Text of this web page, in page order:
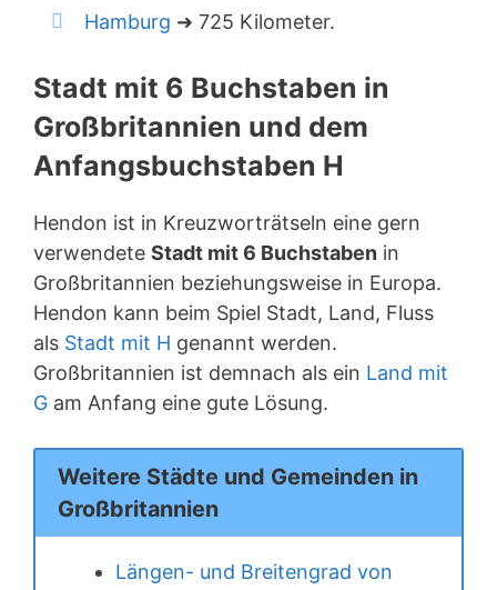
Hamburg ➜ 725 Kilometer.
Stadt mit 6 Buchstaben in
Großbritannien und dem
Anfangsbuchstaben H
Hendon ist in Kreuzworträtseln eine gern
verwendete Stadt mit 6 Buchstaben in
Großbritannien beziehungsweise in Europa.
Hendon kann beim Spiel Stadt, Land, Fluss
als Stadt mit H genannt werden.
Großbritannien ist demnach als ein Land mit
G am Anfang eine gute Lösung.
Weitere Städte und Gemeinden in
Großbritannien
Längen- und Breitengrad von